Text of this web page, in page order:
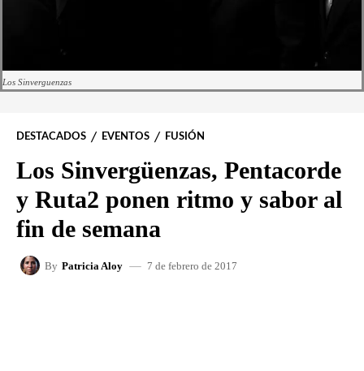
Los Sinverguenzas
DESTACADOS EVENTOS FUSIÓN
Los Sinvergüenzas, Pentacorde
y Ruta2 ponen ritmo y sabor al
fin de semana
By Patricia Aloy 7 de febrero de 2017